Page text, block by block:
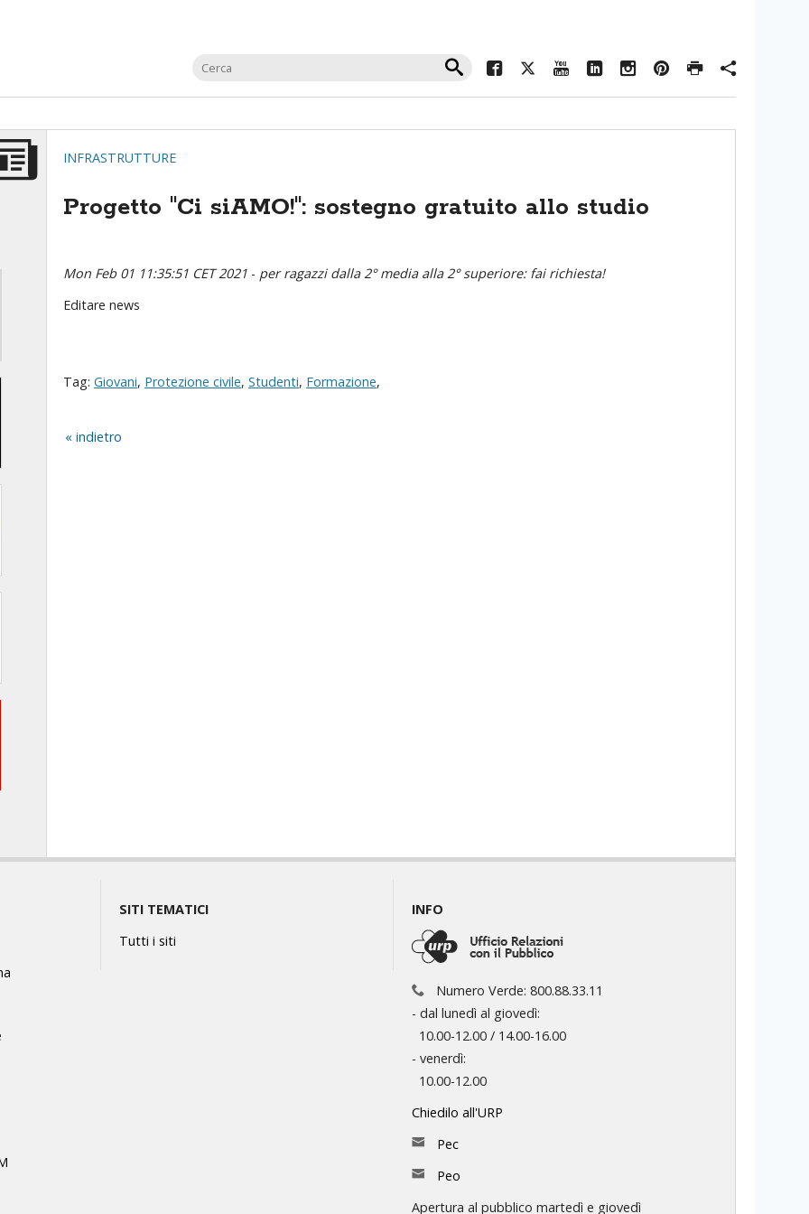
INFRASTRUTTURE
Progetto "Ci siAMO!": sostegno gratuito allo studio
Mon Feb 01 11:35:51 CET 2021 - per ragazzi dalla 2° media alla 2° superiore: fai richiesta!
Editare news
Tag: Giovani, Protezione civile, Studenti, Formazione,
indietro
SITI TEMATICI
Tutti i siti
INFO
Numero Verde: 800.88.33.11
- dal lunedì al giovedì:
10.00-12.00 / 14.00-16.00
- venerdì:
10.00-12.00
Chiedilo all'URP
Pec
Peo
Apertura al pubblico martedì e giovedì